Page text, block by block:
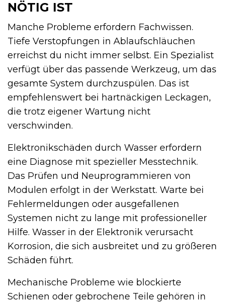
NÖTIG IST
Manche Probleme erfordern Fachwissen.
Tiefe Verstopfungen in Ablaufschläuchen
erreichst du nicht immer selbst. Ein Spezialist
verfügt über das passende Werkzeug, um das
gesamte System durchzuspülen. Das ist
empfehlenswert bei hartnäckigen Leckagen,
die trotz eigener Wartung nicht
verschwinden.
Elektronikschäden durch Wasser erfordern
eine Diagnose mit spezieller Messtechnik.
Das Prüfen und Neuprogrammieren von
Modulen erfolgt in der Werkstatt. Warte bei
Fehlermeldungen oder ausgefallenen
Systemen nicht zu lange mit professioneller
Hilfe. Wasser in der Elektronik verursacht
Korrosion, die sich ausbreitet und zu größeren
Schäden führt.
Mechanische Probleme wie blockierte
Schienen oder gebrochene Teile gehören in